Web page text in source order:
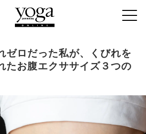
ゼロだった私が、くびれを
たお腹エクササイズ３つの